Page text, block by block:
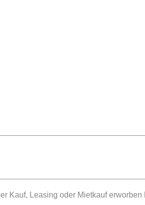
Kauf, Leasing oder Mietkauf erworben